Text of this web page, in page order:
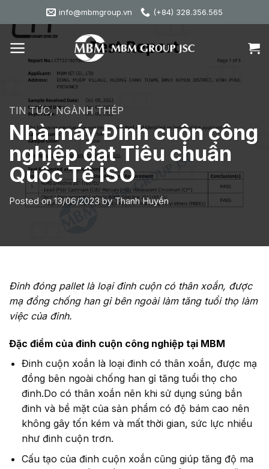
to
content
info@mbmgroup.vn (+84) 328.356.565
TIN TỨC,NGÀNH THÉP
Nhà máy Đinh cuộn công
nghiệp đạt Tiêu chuẩn
Quốc Tế ISO
Posted on13/06/2023byThanh Huyền
Đinh đóng pallet là loại đinh cuộn có thân xoắn, được
mạ đồng chống han gỉ bên ngoài làm tăng tuổi thọ làm
việc của đinh.
Đặc điểm của đinh cuộn công nghiệp tại MBM
Đinh cuộn xoắn là loại đinh có thân xoắn, được mạ
đồng bên ngoài chống han gỉ tăng tuổi thọ cho
đinh.Do có thân xoắn nên khi sử dụng súng bắn
đinh và bề mặt của sản phẩm có độ bám cao nên
không gây tốn kém và mất thời gian, sức lực nhiều
như đinh cuộn trơn.
Cấu tạo của đinh cuộn xoắn cũng giúp tăng độ ma